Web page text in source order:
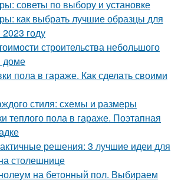
советы по выбору и установке
как выбрать лучшие образцы для
году
строительства небольшого
доме
пола в гараже. Как сделать своими
стиля: схемы и размеры
теплого пола в гараже. Поэтапная
решения: 3 лучшие идеи для
столешнице
на бетонный пол. Выбираем